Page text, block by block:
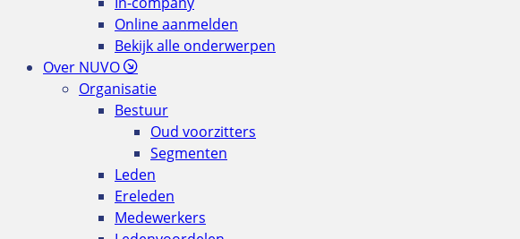
Online aanmelden
Bekijk alle onderwerpen
Over NUVO
Organisatie
Bestuur
Oud voorzitters
Segmenten
Leden
Ereleden
Medewerkers